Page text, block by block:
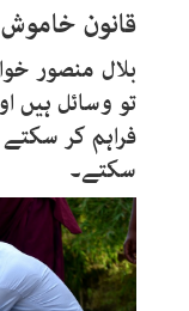
قانون
بلال منصور
تو وسائل ہیں
فراہم کر
سکتے۔